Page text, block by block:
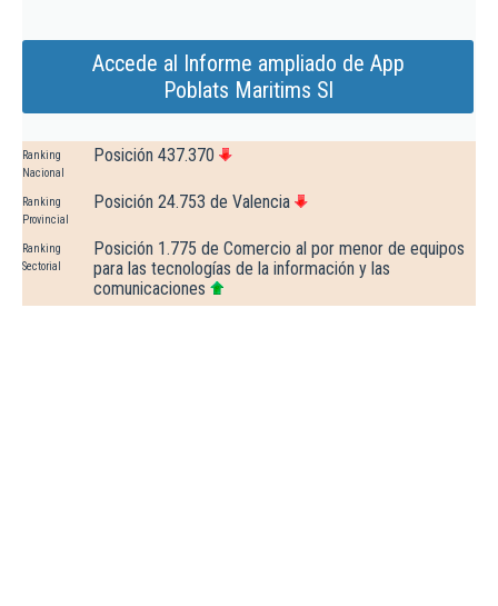
Accede al Informe ampliado de App
Poblats Maritims Sl
Ranking
Nacional
Posición 437.370
Ranking
Provincial
Posición 24.753 de Valencia
Ranking
Sectorial
Posición 1.775 de Comercio al por menor de equipos
para las tecnologías de la información y las
comunicaciones